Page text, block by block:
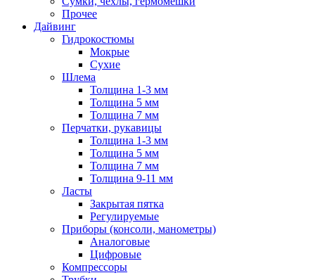
Прочее
Дайвинг
Гидрокостюмы
Мокрые
Сухие
Шлема
Толщина 1-3 мм
Толщина 5 мм
Толщина 7 мм
Перчатки, рукавицы
Толщина 1-3 мм
Толщина 5 мм
Толщина 7 мм
Толщина 9-11 мм
Ласты
Закрытая пятка
Регулируемые
Приборы (консоли, манометры)
Аналоговые
Цифровые
Компрессоры